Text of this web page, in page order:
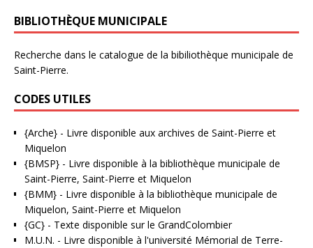
BIBLIOTHÈQUE MUNICIPALE
Recherche dans le catalogue de la bibiliothèque municipale de
Saint-Pierre.
CODES UTILES
{Arche} - Livre disponible aux archives de Saint-Pierre et
Miquelon
{BMSP} - Livre disponible à la bibliothèque municipale de
Saint-Pierre, Saint-Pierre et Miquelon
{BMM} - Livre disponible à la bibliothèque municipale de
Miquelon, Saint-Pierre et Miquelon
{GC} - Texte disponible sur le GrandColombier
M.U.N. - Livre disponible à l'université Mémorial de Terre-